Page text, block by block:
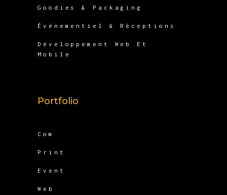
Goodies & Packaging
Événementiel & Réceptions
Développement Web Et
Mobile
Portfolio
Com
Print
Event
Web